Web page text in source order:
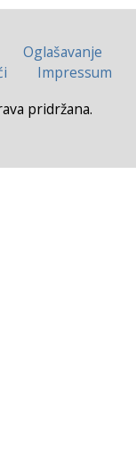
Oglašavanje
Impressum
pridržana.